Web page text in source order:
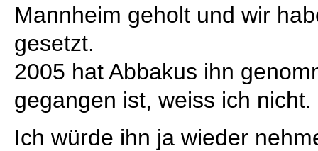
Mannheim geholt und wir
gesetzt.
2005 hat Abbakus ihn
gegangen ist, weiss ich nicht.
Ich würde ihn ja wieder